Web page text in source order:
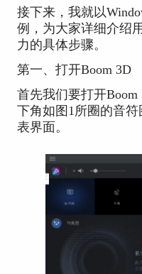
接下来，我就以
例，为大家详细介绍
力的具体步骤。
第一、打开Boom 3D
首先我们要打开
下角如图1所圈的音符
表界面。